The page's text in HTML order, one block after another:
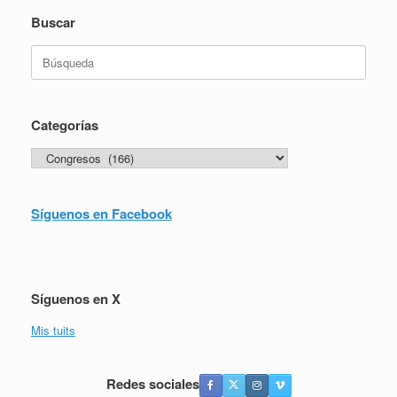
Buscar
Buscar:
Categorías
Categorías
Síguenos en Facebook
Síguenos en X
Mis tuits
Redes sociales